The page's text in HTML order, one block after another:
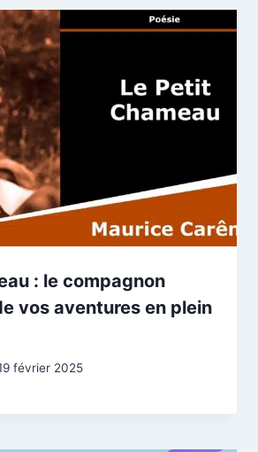
: le compagnon
vos aventures en plein
février 2025